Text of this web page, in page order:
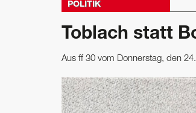
POLITIK
Toblach statt
Aus ff 30 vom Donnerstag, den